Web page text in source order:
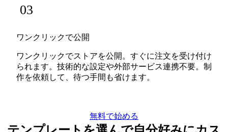
03
ワンクリックで公開
ワンクリックでストアを公開。すぐに注文を受け付け
られます。技術的な設定や外部サービス連携不要。制
作を依頼して、待つ手間も省けます。
無料で始める